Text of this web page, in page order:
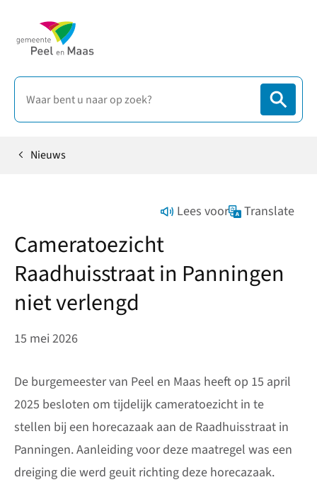
HomeNieuws
Lees voor Translate
Cameratoezicht
Raadhuisstraat in Panningen
niet verlengd
15 mei 2026
De burgemeester van Peel en Maas heeft op 15 april
2025 besloten om tijdelijk cameratoezicht in te
stellen bij een horecazaak aan de Raadhuisstraat in
Panningen. Aanleiding voor deze maatregel was een
dreiging die werd geuit richting deze horecazaak.